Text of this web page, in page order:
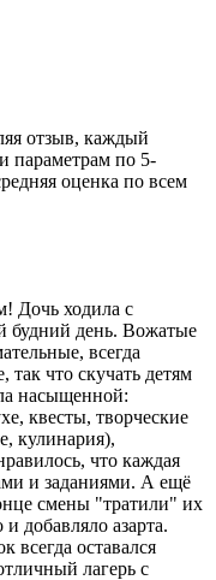
отзыв, каждый
параметрам по 5-
оценка по всем
Дочь ходила с
будний день. Вожатые
всегда
что скучать детям
насыщенной:
, квесты, творческие
кулинария),
что каждая
и заданиями. А ещё
смены "тратили" их
добавляло азарта.
всегда оставался
лагерь с